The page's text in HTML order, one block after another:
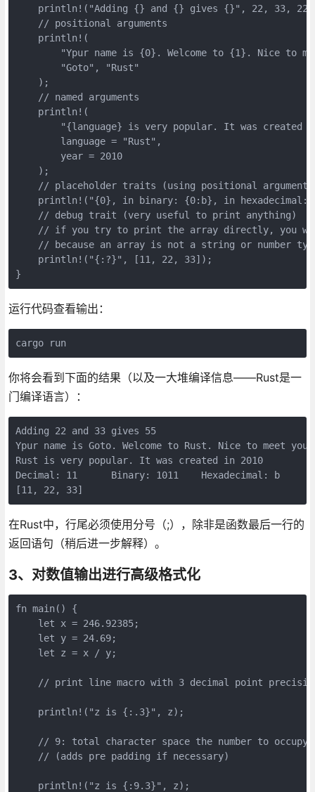
println!("Adding {} and {} gives {}", 22, 33, 22
    // positional arguments
    println!(
"Ypur name is {0}. Welcome to {1}. Nice to
        "Goto", "Rust"
    );
    // named arguments
    println!(
"{language} is very popular. It was created
        language = "Rust",
        year = 2010
    );
// placeholder traits (using positional argument
println!("{0}, in binary: {0:b}, in hexadecimal:
    // debug trait (very useful to print anything)
// if you try to print the array directly, you
// because an array is not a string or number
    println!("{:?}", [11, 22, 33]);
运行代码查看输出：
cargo run
你将会看到下面的结果（以及一大堆编译信息——Rust是一
门编译语言）：
Adding 22 and 33 gives 55
Ypur name is Goto. Welcome to Rust. Nice to meet you
Rust is very popular. It was created in 2010
Decimal: 11      Binary: 1011    Hexadecimal: b
在Rust中，行尾必须使用分号（;），除非是函数最后一行的
返回语句（稍后进一步解释）。
3、对数值输出进行高级格式化
fn main() {
    let x = 246.92385;
    let y = 24.69;
    let z = x / y;
// print line macro with 3 decimal point
    println!("z is {:.3}", z);
    // 9: total character space the number to occupy
    // (adds pre padding if necessary)
    println!("z is {:9.3}", z);